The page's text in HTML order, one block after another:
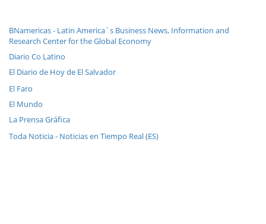
BNamericas - Latin America´s Business News, Information and
Research Center for the Global Economy
Diario Co Latino
El Diario de Hoy de El Salvador
El Faro
El Mundo
La Prensa Gráfica
Toda Noticia - Noticias en Tiempo Real (ES)